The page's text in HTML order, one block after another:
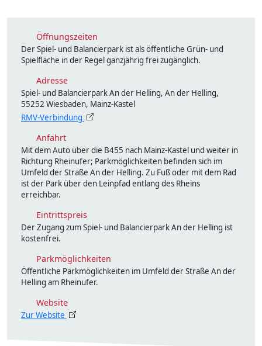
Öffnungszeiten
Der Spiel- und Balancierpark ist als öffentliche Grün- und
Spielfläche in der Regel ganzjährig frei zugänglich.
Adresse
Spiel- und Balancierpark An der Helling, An der Helling,
55252 Wiesbaden, Mainz-Kastel
RMV-Verbindung
Anfahrt
Mit dem Auto über die B455 nach Mainz-Kastel und weiter in
Richtung Rheinufer; Parkmöglichkeiten befinden sich im
Umfeld der Straße An der Helling. Zu Fuß oder mit dem Rad
ist der Park über den Leinpfad entlang des Rheins
erreichbar.
Eintrittspreis
Der Zugang zum Spiel- und Balancierpark An der Helling ist
kostenfrei.
Parkmöglichkeiten
Öffentliche Parkmöglichkeiten im Umfeld der Straße An der
Helling am Rheinufer.
Website
Zur Website